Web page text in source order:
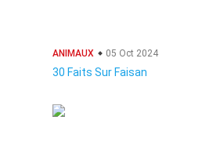
ANIMAUX 05 Oct 2024
30 Faits Sur Faisan